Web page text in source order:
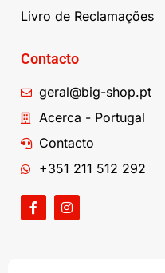
Livro de Reclamações
Contacto
geral@big-shop.pt
Acerca - Portugal
Contacto
+351 211 512 292